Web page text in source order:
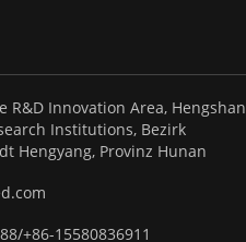
R&D Innovation Area, Hengshan
Institutions, Bezirk
Hengyang, Provinz Hunan
+86-15580836911